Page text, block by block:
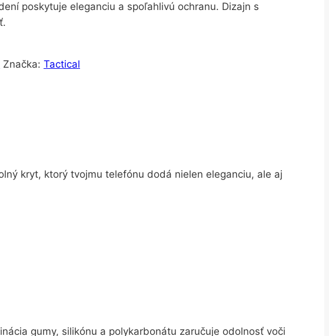
poskytuje eleganciu a spoľahlivú ochranu. Dizajn s
Značka: Tactical
kryt, ktorý tvojmu telefónu dodá nielen eleganciu, ale aj
gumy, silikónu a polykarbonátu zaručuje odolnosť voči